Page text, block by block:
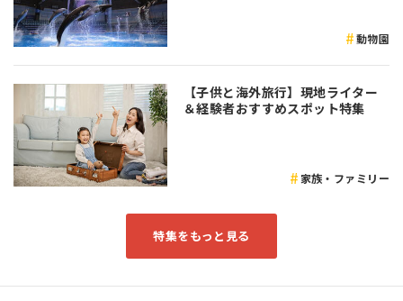
動物園
【子供と海外旅行】現地ライター
＆経験者おすすめスポット特集
家族・ファミリー
特集をもっと見る